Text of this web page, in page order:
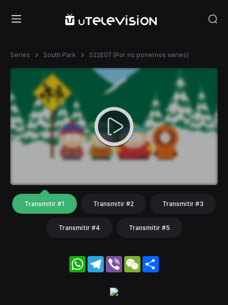
Series South Park S22E07 (Por no ponernos series)
Transmitir #1 Transmitir #2 Transmitir #3
Transmitir #4 Transmitir #5
WhatsApp
Telegram
Viber WeChat